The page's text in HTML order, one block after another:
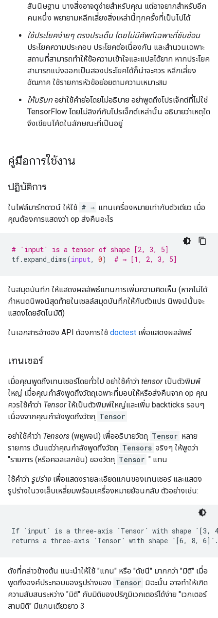
สันนิษฐาน บางสิ่งอาจดูง่ายสำหรับคุณ แต่อาจยากสำหรับอีก
คนหนึ่ง พยายามหลีกเลี่ยงสิ่งเหล่านี้ทุกครั้งที่เป็นไปได้
ใช้ประโยคง่ายๆ ตรงประเด็น โดยไม่มีศัพท์เฉพาะที่ซับซ้อน
ประโยคความประกอบ ประโยคต่อเนื่องกัน และสำนวนเฉพาะ
สถานที่สามารถทำให้ข้อความเข้าใจและแปลได้ยาก หากประโยค
สามารถแบ่งออกเป็นสองประโยคได้ก็น่าจะควร หลีกเลี่ยง
อัฒภาค ใช้รายการหัวข้อย่อยตามความเหมาะสม
ให้บริบท อย่าใช้คำย่อโดยไม่อธิบาย อย่าพูดถึงโปรเจ็กต์ที่ไม่ใช่
TensorFlow โดยไม่ลิงก์กับโปรเจ็กต์เหล่านั้น อธิบายว่าเหตุใด
จึงเขียนโค้ดในลักษณะที่เป็นอยู่
คู่มือการใช้งาน
ปฏิบัติการ
ในไฟล์มาร์กดาวน์ ให้ใช้ # ⇒ แทนเครื่องหมายเท่ากับตัวเดียว เมื่อ
คุณต้องการแสดงว่า op ส่งคืนอะไร
# 'input' is a tensor of shape [2, 3, 5]
tf. expand_dims(input, 0) # ⇒ [1, 2, 3, 5]
ในสมุดบันทึก ให้แสดงผลลัพธ์แทนการเพิ่มความคิดเห็น (หากไม่ได้
กำหนดนิพจน์สุดท้ายในเซลล์สมุดบันทึกให้กับตัวแปร นิพจน์นั้นจะ
แสดงโดยอัตโนมัติ)
ในเอกสารอ้างอิง API ต้องการใช้ doctest เพื่อแสดงผลลัพธ์
เทนเซอร์
เมื่อคุณพูดถึงเทนเซอร์โดยทั่วไป อย่าใช้คำว่า tensorเป็นตัวพิมพ์
ใหญ่ เมื่อคุณกำลังพูดถึงวัตถุเฉพาะที่มอบให้หรือส่งคืนจาก op คุณ
ควรใช้คำว่า Tensorให้เป็นตัวพิมพ์ใหญ่และเพิ่ม backticks รอบๆ
เนื่องจากคุณกำลังพูดถึงวัตถุ Tensor
อย่าใช้คำว่า Tensors (พหูพจน์) เพื่ออธิบายวัตถุ Tensor หลาย
รายการ เว้นแต่ว่าคุณกำลังพูดถึงวัตถุ Tensors จริงๆ ให้พูดว่า
"รายการ (หรือคอลเลกชัน) ของวัตถุ Tensor " แทน
ใช้คำว่า รูปร่าง เพื่อแสดงรายละเอียดแกนของเทนเซอร์ และแสดง
รูปร่างในวงเล็บเหลี่ยมพร้อมเครื่องหมายย้อนกลับ ตัวอย่างเช่น:
If `input` is a three-axis `Tensor` with shape `[3,
ดังที่กล่าวข้างต้น แนะนำให้ใช้ "แกน" หรือ "ดัชนี" มากกว่า "มิติ" เมื่อ
พูดถึงองค์ประกอบของรูปร่างของ Tensor มิฉะนั้น อาจทำให้เกิด
ความสับสนระหว่าง "มิติ" กับมิติของปริภูมิเวกเตอร์ได้ง่าย "เวกเตอร์
สามมิติ" มีแกนเดียวยาว 3